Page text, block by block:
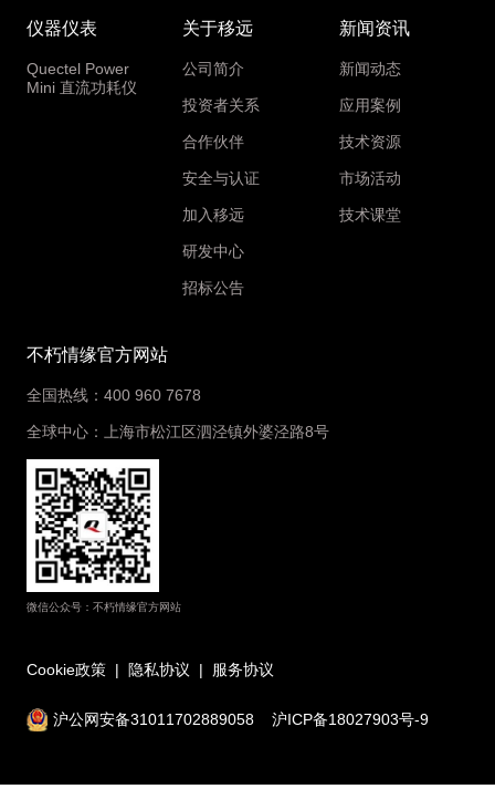
仪器仪表
Quectel Power
Mini 直流功耗仪
关于移远
公司简介
投资者关系
合作伙伴
安全与认证
加入移远
研发中心
招标公告
新闻资讯
新闻动态
应用案例
技术资源
市场活动
技术课堂
不朽情缘官方网站
全国热线：400 960 7678
全球中心：上海市松江区泗泾镇外婆泾路8号
微信公众号：不朽情缘官方网站
Cookie政策 | 隐私协议 | 服务协议
沪公网安备31011702889058 沪ICP备18027903号-9